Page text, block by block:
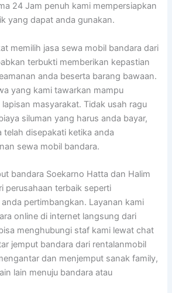
24 Jam penuh kami mempersiapkan
yang dapat anda gunakan.
memilih jasa sewa mobil bandara dari
terbukti memberikan kepastian
anda beserta barang bawaan.
yang kami tawarkan mampu
masyarakat. Tidak usah ragu
siluman yang harus anda bayar,
telah disepakati ketika anda
sewa mobil bandara.
bandara Soekarno Hatta dan Halim
perusahaan terbaik seperti
pertimbangkan. Layanan kami
online di internet langsung dari
menghubungi staf kami lewat chat
jemput bandara dari rentalanmobil
dan menjemput sanak family,
lain menuju bandara atau